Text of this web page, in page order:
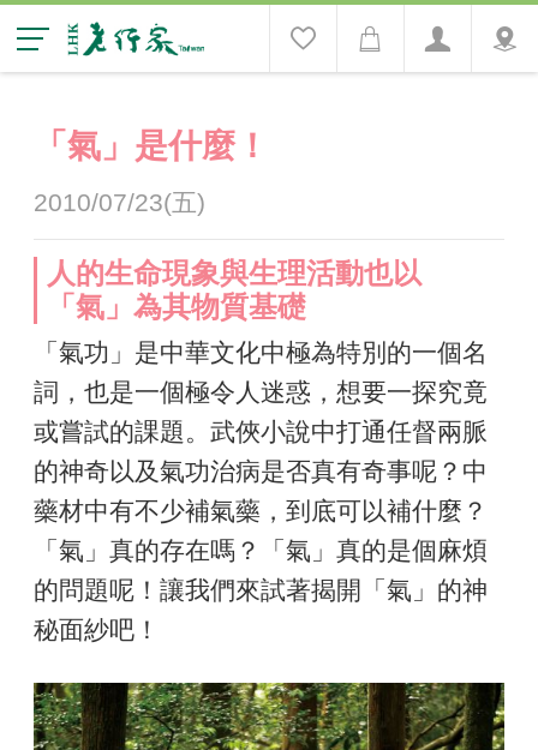
「氣」是什麼！
2010/07/23(五)
人的生命現象與生理活動也以
「氣」為其物質基礎
「氣功」是中華文化中極為特別的一個名
詞，也是一個極令人迷惑，想要一探究竟
或嘗試的課題。武俠小說中打通任督兩脈
的神奇以及氣功治病是否真有奇事呢？中
藥材中有不少補氣藥，到底可以補什麼？
「氣」真的存在嗎？「氣」真的是個麻煩
的問題呢！讓我們來試著揭開「氣」的神
秘面紗吧！